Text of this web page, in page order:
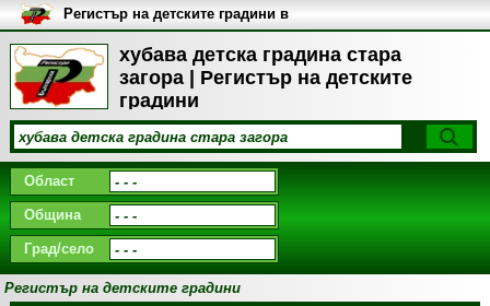
хубава детска градина стара
загора | Регистър на детските
градини
Регистър на детските градини в
България
Област
Община
Град/село
Регистър на детските градини